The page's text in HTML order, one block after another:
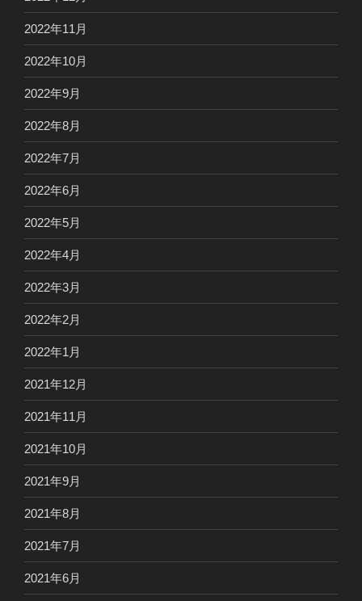
2022年11月
2022年10月
2022年9月
2022年8月
2022年7月
2022年6月
2022年5月
2022年4月
2022年3月
2022年2月
2022年1月
2021年12月
2021年11月
2021年10月
2021年9月
2021年8月
2021年7月
2021年6月